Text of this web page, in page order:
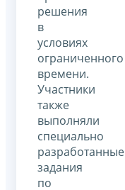
решения
в
условиях
ограниченного
времени.
Участники
также
выполняли
специально
разработанные
задания
по